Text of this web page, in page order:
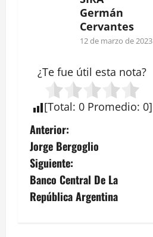
Germán
Cervantes
12 de marzo de 2023
¿Te fue útil esta nota?
[Total: 0 Promedio: 0]
N
a
v
e
Anterior:
Jorge Bergoglio
Siguiente:
Banco Central De La
República Argentina